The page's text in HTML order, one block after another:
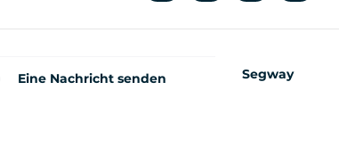
Eine Nachricht senden Segway